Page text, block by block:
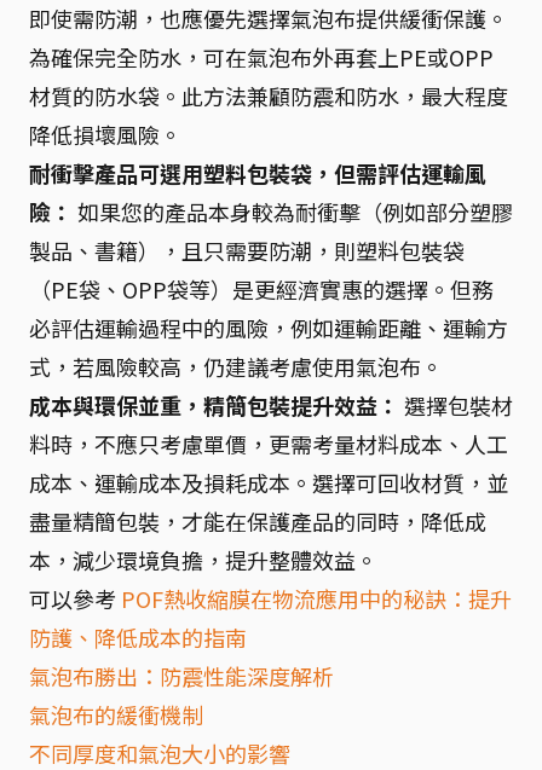
即使需防潮，也應優先選擇氣泡布提供緩衝保護。
為確保完全防水，可在氣泡布外再套上PE或OPP
材質的防水袋。此方法兼顧防震和防水，最大程度
降低損壞風險。
耐衝擊產品可選用塑料包裝袋，但需評估運輸風
險： 如果您的產品本身較為耐衝擊（例如部分塑膠
製品、書籍），且只需要防潮，則塑料包裝袋
（PE袋、OPP袋等）是更經濟實惠的選擇。但務
必評估運輸過程中的風險，例如運輸距離、運輸方
式，若風險較高，仍建議考慮使用氣泡布。
成本與環保並重，精簡包裝提升效益： 選擇包裝材
料時，不應只考慮單價，更需考量材料成本、人工
成本、運輸成本及損耗成本。選擇可回收材質，並
盡量精簡包裝，才能在保護產品的同時，降低成
本，減少環境負擔，提升整體效益。
可以參考 POF熱收縮膜在物流應用中的秘訣：提升
防護、降低成本的指南
氣泡布勝出：防震性能深度解析
氣泡布的緩衝機制
不同厚度和氣泡大小的影響